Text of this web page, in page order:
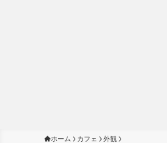
ホーム カフェ 外観